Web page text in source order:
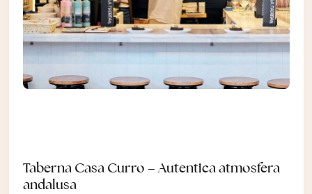
Taberna Casa Curro – Autentica atmosfera
andalusa